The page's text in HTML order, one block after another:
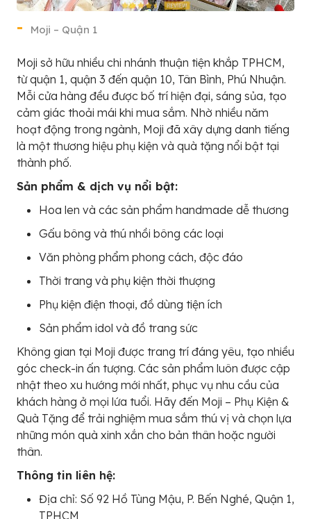
Moji – Quận 1
Moji sở hữu nhiều chi nhánh thuận tiện khắp TPHCM,
từ quận 1, quận 3 đến quận 10, Tân Bình, Phú Nhuận.
Mỗi cửa hàng đều được bố trí hiện đại, sáng sủa, tạo
cảm giác thoải mái khi mua sắm. Nhờ nhiều năm
hoạt động trong ngành, Moji đã xây dựng danh tiếng
là một thương hiệu phụ kiện và quà tặng nổi bật tại
thành phố.
Sản phẩm & dịch vụ nổi bật:
Hoa len và các sản phẩm handmade dễ thương
Gấu bông và thú nhồi bông các loại
Văn phòng phẩm phong cách, độc đáo
Thời trang và phụ kiện thời thượng
Phụ kiện điện thoại, đồ dùng tiện ích
Sản phẩm idol và đồ trang sức
Không gian tại Moji được trang trí đáng yêu, tạo nhiều
góc check-in ấn tượng. Các sản phẩm luôn được cập
nhật theo xu hướng mới nhất, phục vụ nhu cầu của
khách hàng ở mọi lứa tuổi. Hãy đến Moji – Phụ Kiện &
Quà Tặng để trải nghiệm mua sắm thú vị và chọn lựa
những món quà xinh xắn cho bản thân hoặc người
thân.
Thông tin liên hệ:
Địa chỉ: Số 92 Hồ Tùng Mậu, P. Bến Nghé, Quận 1,
TPHCM